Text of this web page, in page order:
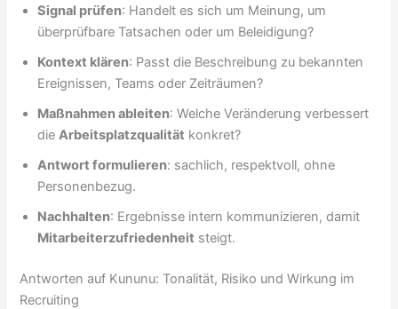
Signal prüfen: Handelt es sich um Meinung, um
überprüfbare Tatsachen oder um Beleidigung?
Kontext klären: Passt die Beschreibung zu bekannten
Ereignissen, Teams oder Zeiträumen?
Maßnahmen ableiten: Welche Veränderung verbessert
dieArbeitsplatzqualität konkret?
Antwort formulieren: sachlich, respektvoll, ohne
Personenbezug.
Nachhalten: Ergebnisse intern kommunizieren, damit
Mitarbeiterzufriedenheit steigt.
Antworten auf Kununu: Tonalität, Risiko und Wirkung im
Recruiting